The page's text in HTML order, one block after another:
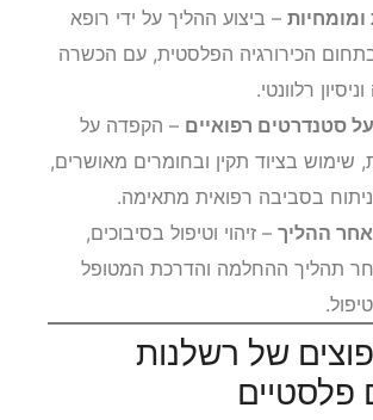
ומומחיות – ביצוע ההליך על ידי רופא
הכירורגיה הפלסטית, עם הכשרה
רלוונטי.
סטנדרטים רפואיים – הקפדה על
שימוש בציוד תקין ובחומרים מאושרים,
בסביבה רפואית מתאימה.
ההליך – זיהוי וטיפול בסיבוכים,
תהליך ההחלמה והדרכת המטופל
של רשלנות
פלסטיים